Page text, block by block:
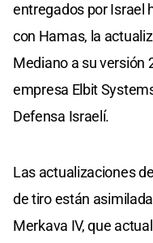
entregados por Israel
con Hamas, la
Mediano a su versión
empresa Elbit
Defensa Israelí.
Las actualizaciones
de tiro están
Merkava IV, que